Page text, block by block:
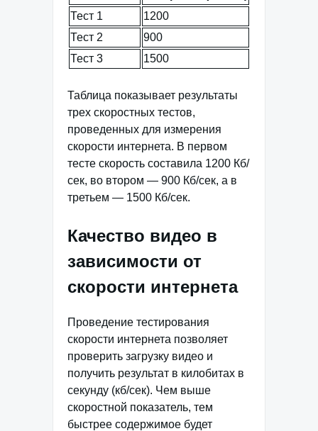
Тест 1
1200
Тест 2
900
Тест 3
1500
Таблица показывает результаты
трех скоростных тестов,
проведенных для измерения
скорости интернета. В первом
тесте скорость составила 1200 Кб/
сек, во втором — 900 Кб/сек, а в
третьем — 1500 Кб/сек.
Качество видео в
зависимости от
скорости интернета
Проведение тестирования
скорости интернета позволяет
проверить загрузку видео и
получить результат в килобитах в
секунду (кб/сек). Чем выше
скоростной показатель, тем
быстрее содержимое будет